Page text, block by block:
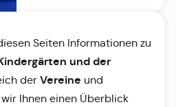
Seiten Informationen zu
und der
der Vereine und
Ihnen einen Überblick